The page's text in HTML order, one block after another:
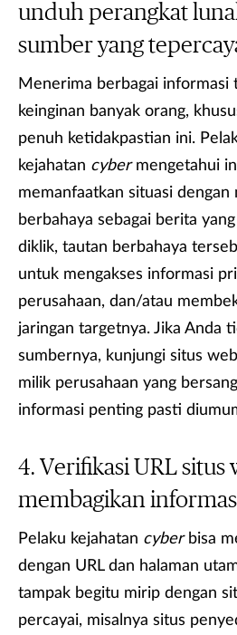
unduh perangkat
sumber yang
Menerima berbagai informasi
keinginan banyak orang,
penuh ketidakpastian ini.
kejahatan cybermengetahui
memanfaatkan situasi
berbahaya sebagai berita
diklik, tautan berbahaya
untuk mengakses informasi
perusahaan, dan/atau
jaringan targetnya. Jika Anda
sumbernya, kunjungi situs web
milik perusahaan yang
informasi penting pasti
Verifikasi URL situs
membagikan
Pelaku kejahatan cyberbisa
dengan URL dan halaman
tampak begitu mirip dengan
percayai, misalnya situs